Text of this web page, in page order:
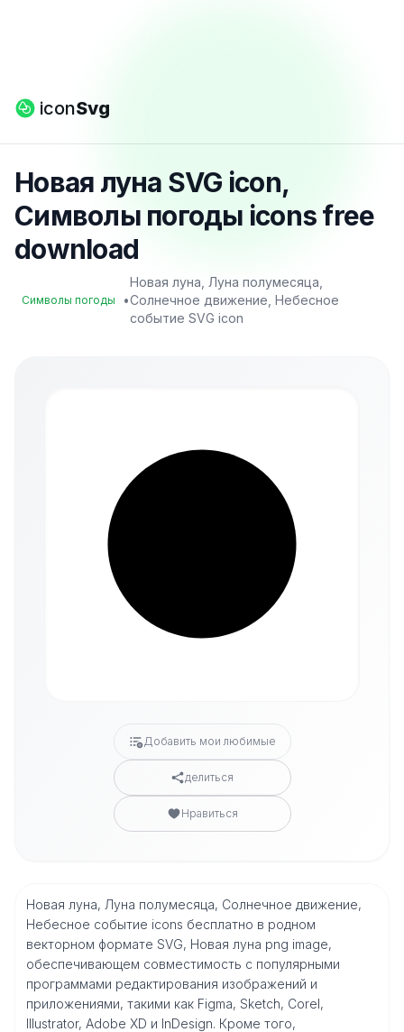
iconSvg
Новая луна SVG icon,
Символы погоды icons free
download
Символы погоды •
Новая луна, Луна полумесяца,
Солнечное движение, Небесное
событие SVG icon
Добавить мои любимые
делиться
Нравиться
Новая луна, Луна полумесяца, Солнечное движение,
Небесное событие icons бесплатно в родном
векторном формате SVG, Новая луна png image,
обеспечивающем совместимость с популярными
программами редактирования изображений и
приложениями, такими как Figma, Sketch, Corel,
Illustrator, Adobe XD и InDesign. Кроме того,